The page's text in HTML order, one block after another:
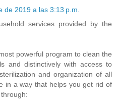
de 2019 a las 3:13 p.m.
services provided by the
powerful program to clean the
and distinctively with access to
and organization of all
in a way that helps you get rid of